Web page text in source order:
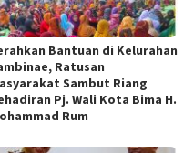
Bantuan di Kelurahan
Ratusan
Sambut Riang
Pj. Wali Kota Bima H.
Rum